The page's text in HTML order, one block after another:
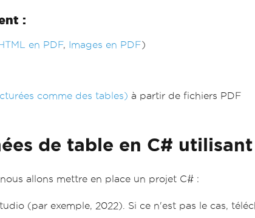
:
en PDF, Images en PDF)
comme des tables) à partir de fichiers PDF
de table en C#
allons mettre en place un projet C# :
(par exemple, 2022). Si ce n'est pas le cas,